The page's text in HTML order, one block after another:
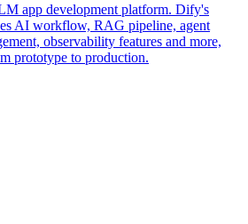
app development platform. Dify's
AI workflow, RAG pipeline, agent
observability features and more,
prototype to production.